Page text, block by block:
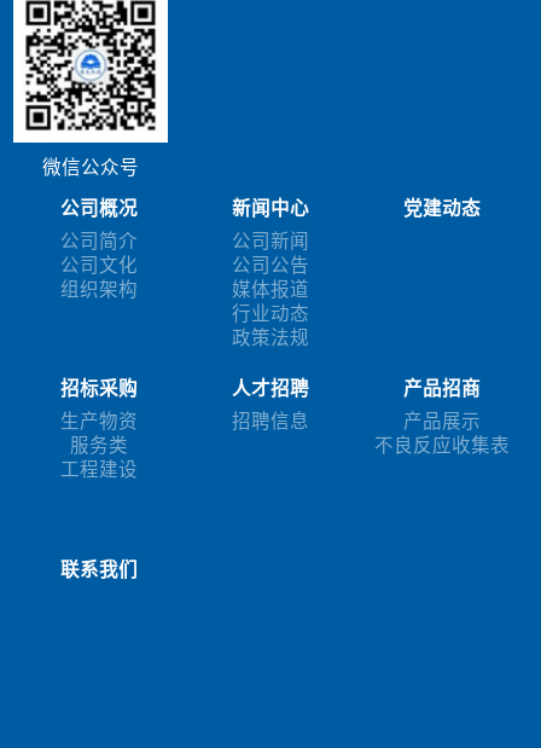
微信公众号
公司概况
公司简介
公司文化
组织架构
新闻中心
公司新闻
公司公告
媒体报道
行业动态
政策法规
党建动态
招标采购
生产物资
服务类
工程建设
人才招聘
招聘信息
产品招商
产品展示
不良反应收集表
联系我们